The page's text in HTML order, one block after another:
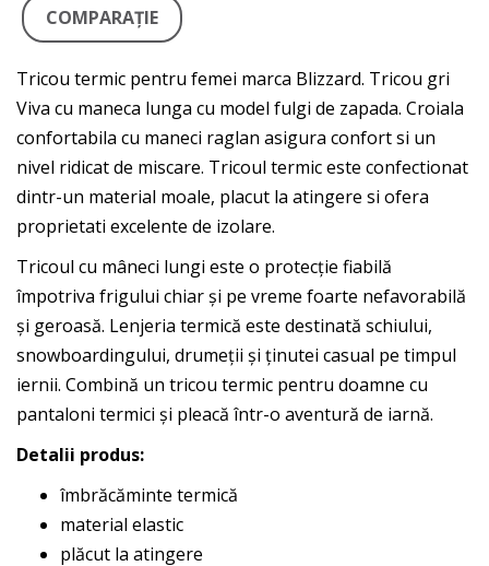
COMPARAŢIE
Tricou termic pentru femei marca Blizzard. Tricou gri
Viva cu maneca lunga cu model fulgi de zapada. Croiala
confortabila cu maneci raglan asigura confort si un
nivel ridicat de miscare. Tricoul termic este confectionat
dintr-un material moale, placut la atingere si ofera
proprietati excelente de izolare.
Tricoul cu mâneci lungi este o protecție fiabilă
împotriva frigului chiar și pe vreme foarte nefavorabilă
și geroasă. Lenjeria termică este destinată schiului,
snowboardingului, drumeții și ținutei casual pe timpul
iernii. Combină un tricou termic pentru doamne cu
pantaloni termici și pleacă într-o aventură de iarnă.
Detalii produs:
îmbrăcăminte termică
material elastic
plăcut la atingere